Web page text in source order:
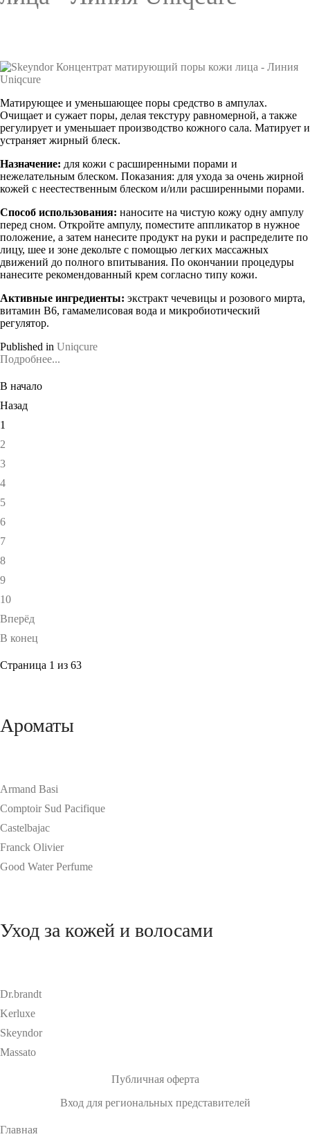
Матирующее и уменьшающее поры средство в ампулах.
Очищает и сужает поры, делая текстуру равномерной, а также
регулирует и уменьшает производство кожного сала. Матирует и
устраняет жирный блеск.
Назначение: для кожи с расширенными порами и
нежелательным блеском. Показания: для ухода за очень жирной
кожей с неестественным блеском и/или расширенными порами.
Способ использования: наносите на чистую кожу одну ампулу
перед сном. Откройте ампулу, поместите аппликатор в нужное
положение, а затем нанесите продукт на руки и распределите по
лицу, шее и зоне декольте с помощью легких массажных
движений до полного впитывания. По окончании процедуры
нанесите рекомендованный крем согласно типу кожи.
Активные ингредиенты: экстракт чечевицы и розового мирта,
витамин В6, гамамелисовая вода и микробиотический
регулятор.
Published in Uniqcure
Подробнее...
В начало
Назад
1
2
3
4
5
6
7
8
9
10
Вперёд
В конец
Страница 1 из 63
Ароматы
Armand Basi
Comptoir Sud Pacifique
Castelbajac
Franck Olivier
Good Water Perfume
Уход за кожей и волосами
Dr.brandt
Kerluxe
Skeyndor
Massato
Публичная оферта
Вход для региональных представителей
Главная